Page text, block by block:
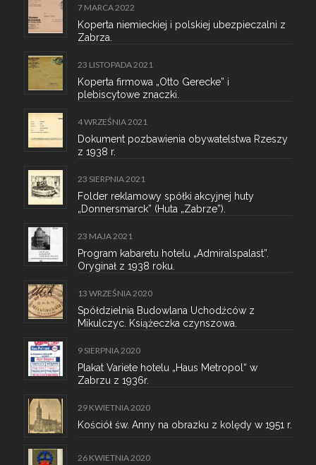
7 MARCA 2022
Koperta niemieckiej i polskiej ubezpieczalni z
Zabrza.
23 LISTOPADA 2021
Koperta firmowa „Otto Gerecke” i
plebiscytowe znaczki.
4 WRZEŚNIA 2021
Dokument pozbawienia obywatelstwa Rzeszy
z 1938 r.
23 SIERPNIA 2021
Folder reklamowy spółki akcyjnej huty
„Donnersmarck” (Huta „Zabrze”).
23 MAJA 2021
Program kabaretu hotelu „Admiralspalast”.
Oryginał z 1938 roku.
13 WRZEŚNIA 2020
Spółdzielnia Budowlana Uchodźców z
Mikulczyc. Książeczka czynszowa.
9 SIERPNIA 2020
Plakat Variete hotelu „Haus Metropol“ w
Zabrzu z 1936r.
29 KWIETNIA 2020
Kościół św. Anny na obrazku z kolędy w 1951 r.
26 KWIETNIA 2020